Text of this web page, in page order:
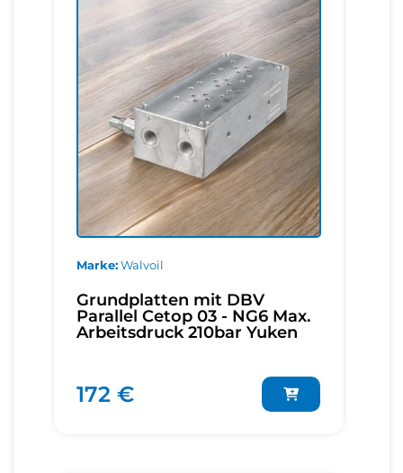
Marke Walvoil
Grundplatten mit DBV
Parallel Cetop 03 - NG6 Max.
Arbeitsdruck 210bar Yuken
172 €